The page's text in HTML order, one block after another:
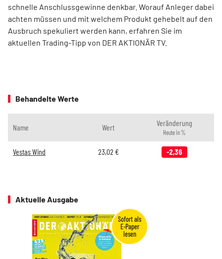
schnelle Anschlussgewinne denkbar. Worauf Anleger dabei
achten müssen und mit welchem Produkt gehebelt auf den
Ausbruch spekuliert werden kann, erfahren Sie im
aktuellen Trading-Tipp von DER AKTIONÄR TV.
Behandelte Werte
Name Wert Veränderung
Heute in %
Vestas Wind 23,02 € -2,36
Aktuelle Ausgabe